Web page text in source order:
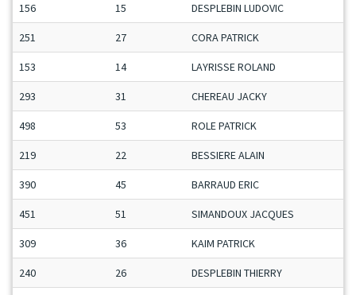
156 15 DESPLEBIN LUDOVIC
251 27 CORA PATRICK
153 14 LAYRISSE ROLAND
293 31 CHEREAU JACKY
498 53 ROLE PATRICK
219 22 BESSIERE ALAIN
390 45 BARRAUD ERIC
451 51 SIMANDOUX JACQUES
309 36 KAIM PATRICK
240 26 DESPLEBIN THIERRY